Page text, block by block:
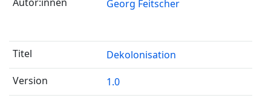
Georg Feitscher
Dekolonisation
1.0